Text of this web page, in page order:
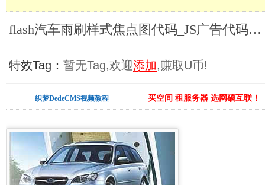
flash汽车雨刷样式焦点图代码_JS广告代码合集
特效Tag： 暂无Tag,欢迎添加,赚取U币!
织梦DedeCMS视频教程 买空间 租服务器 选网硕互联！